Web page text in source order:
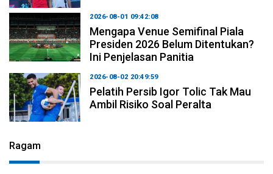
2026-08-01 09:42:08
Mengapa Venue Semifinal Piala
Presiden 2026 Belum Ditentukan?
Ini Penjelasan Panitia
2026-08-02 20:49:59
Pelatih Persib Igor Tolic Tak Mau
Ambil Risiko Soal Peralta
Ragam